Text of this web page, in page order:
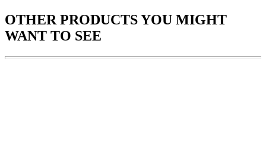
OTHER PRODUCTSYOU MIGHT
WANT TO SEE